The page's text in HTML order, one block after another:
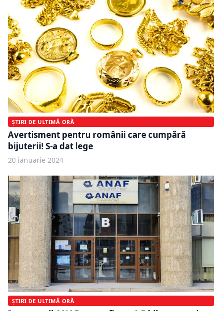
ȘTIRI DE ULTIMĂ ORĂ
Avertisment pentru românii care cumpără
bijuterii! S-a dat lege
20 ianuarie 2024
ȘTIRI DE ULTIMĂ ORĂ